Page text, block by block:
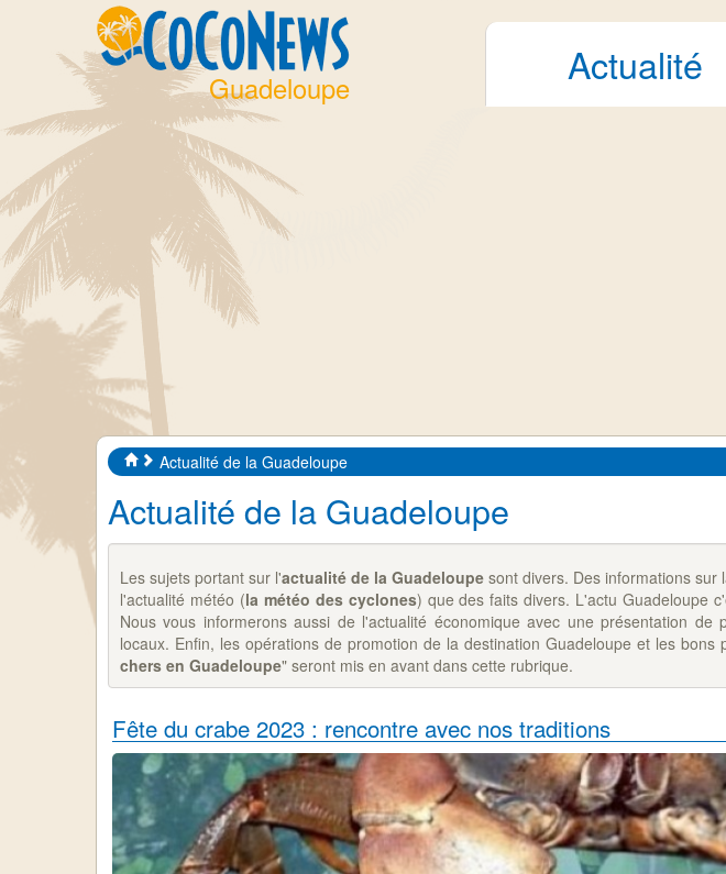
Guadeloupe Actualité
Actualité de la Guadeloupe
Actualité de la Guadeloupe
Les sujets portant sur l'actualité de la Guadeloupe sont divers. Des informations
l'actualité météo (la météo des cyclones) que des faits divers. L'actu Guadeloupe
Nous vous informerons aussi de l'actualité économique avec une présentation de
locaux. Enfin, les opérations de promotion de la destination Guadeloupe et les bons
chers en Guadeloupe" seront mis en avant dans cette rubrique.
Fête du crabe 2023 : rencontre avec nos traditions